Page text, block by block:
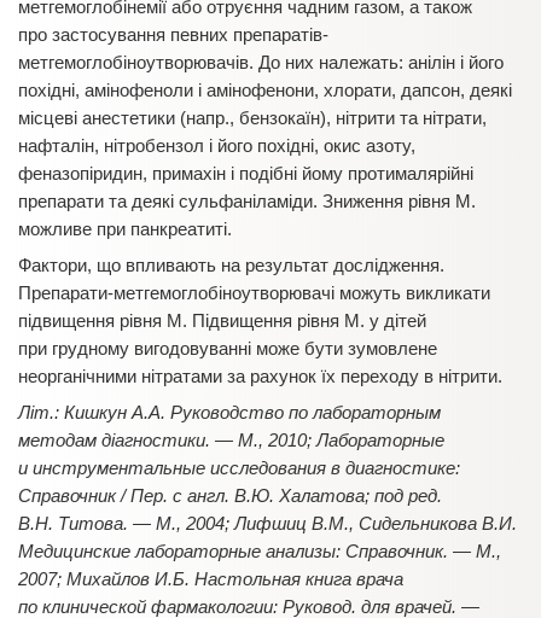
метгемоглобінемії або отруєння чадним газом, а також
про застосування певних препаратів-
метгемоглобіноутворювачів. До них належать: анілін і його
похідні, амінофеноли і амінофенони, хлорати, дапсон, деякі
місцеві анестетики (напр., бензокаїн), нітрити та нітрати,
нафталін, нітробензол і його похідні, окис азоту,
феназопіридин, примахін і подіб­ні йому протималярійні
препарати та деякі сульфаніламіди. Зниження рівня М.
можливе при панкреатиті.
Фактори, що впливають на результат дослідження.
Препарати-метгемоглобіноутворювачі можуть викликати
підвищення рівня М. Підвищення рівня М. у дітей
при грудному вигодовуванні може бути зумовлене
неорганічними нітратами за рахунок їх переходу в нітрити.
Літ.: Кишкун А.А. Руководство по лабора­торным
методам діагностики. — М., 2010; Лабораторные
и инструментальные исследования в диагностике:
Справочник / Пер. с англ. В.Ю. Халатова; под ред.
В.Н. Титова. — М., 2004; Лифшиц В.М., Сидельникова В.И.
Медицинские лабораторные анализы: Справочник. — М.,
2007; Михайлов И.Б. Настольная книга врача
по клинической фармакологии: Руковод. для врачей. —